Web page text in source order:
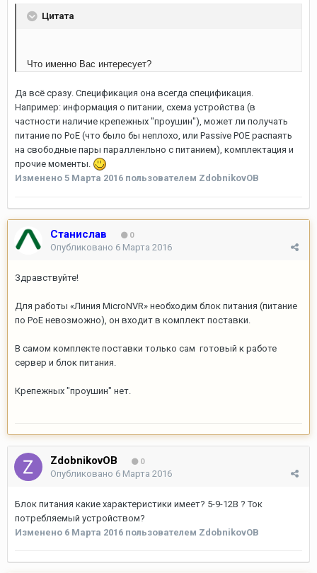
Цитата
Что именно Вас интересует?
Да всё сразу. Спецификация она всегда спецификация.
Например: информация о питании, схема устройства (в
частности наличие крепежных "проушин"), может ли получать
питание по PoE (что было бы неплохо, или Passive POE распаять
на свободные пары паралленльно с питанием), комплектация и
прочие моменты.
Изменено 5 Марта 2016 пользователем ZdobnikovOB
Станислав 0
Опубликовано 6 Марта 2016
Здравствуйте!
Для работы «Линия MicroNVR» необходим блок питания (питание
по PoE невозможно), он входит в комплект поставки.
В самом комплекте поставки только сам готовый к работе
сервер и блок питания.
Крепежных "проушин" нет.
ZdobnikovOB 0
Опубликовано 6 Марта 2016
Блок питания какие характеристики имеет? 5-9-12В ? Ток
потребляемый устройством?
Изменено 6 Марта 2016 пользователем ZdobnikovOB